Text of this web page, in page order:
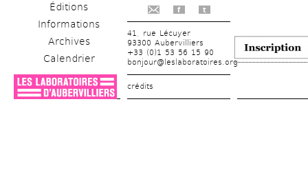
Éditions
Informations
Archives
Calendrier
f t
41, rue Lécuyer
93300 Aubervilliers
+33 (0)1 53 56 15 90
bonjour@leslaboratoires.org
crédits